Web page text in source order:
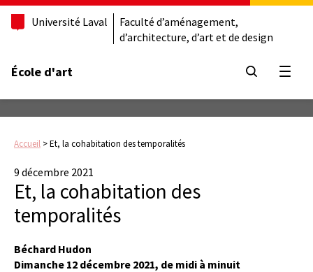
Université Laval
Faculté d’aménagement,
d’architecture, d’art et de design
École d'art
Accueil >Et, la cohabitation des temporalités
9 décembre 2021
Et, la cohabitation des
temporalités
Béchard Hudon
Dimanche 12 décembre 2021, de midi à minuit